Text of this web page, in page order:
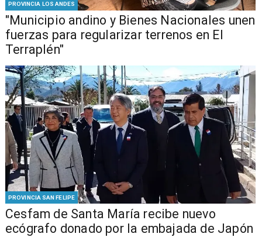
PROVINCIA LOS ANDES
"Municipio andino y Bienes Nacionales unen
fuerzas para regularizar terrenos en El
Terraplén"
PROVINCIA SAN FELIPE
Cesfam de Santa María recibe nuevo
ecógrafo donado por la embajada de Japón